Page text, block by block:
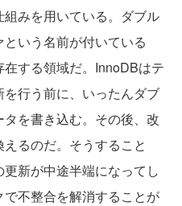
みを用いている。ダブル
いう名前が付いている
する領域だ。InnoDBはテ
行う前に、いったんダブ
を書き込む。その後、改
るのだ。そうすること
新が中途半端になってし
不整合を解消することが